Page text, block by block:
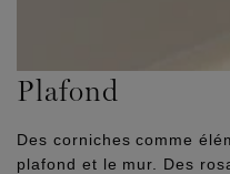
Plafond
Des corniches comme
plafond et le mur. Des